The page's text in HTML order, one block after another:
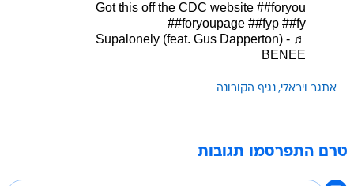
Got this off the CDC website ##foryou
##foryoupage ##fyp ##fy
♬ Supalonely (feat. Gus Dapperton) -
BENEE
אתגר ויראלי נגיף הקורונה
טרם התפרסמו תגובות